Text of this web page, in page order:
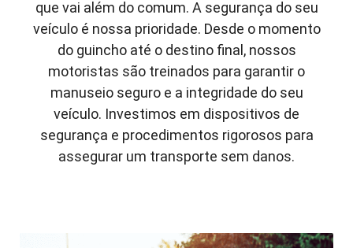
que vai além do comum. A segurança do seu
veículo é nossa prioridade. Desde o momento
do guincho até o destino final, nossos
motoristas são treinados para garantir o
manuseio seguro e a integridade do seu
veículo. Investimos em dispositivos de
segurança e procedimentos rigorosos para
assegurar um transporte sem danos.